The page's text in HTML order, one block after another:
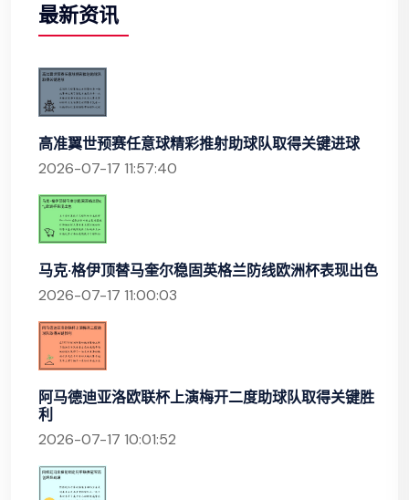
最新资讯
高准翼世预赛任意球精彩推射助球队取得关键进球
2026-07-17 11:57:40
马克·格伊顶替马奎尔稳固英格兰防线欧洲杯表现出色
2026-07-17 11:00:03
阿马德迪亚洛欧联杯上演梅开二度助球队取得关键胜
利
2026-07-17 10:01:52